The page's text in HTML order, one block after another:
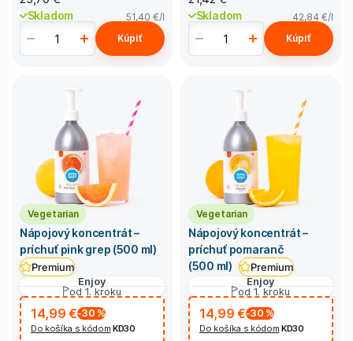
Skladom 51,40 €/l
Kúpiť
Skladom 42,84 €/l
Kúpiť
Vegetarian
Nápojový koncentrát –
príchuť pink grep (500 ml)
Premium
Enjoy
od 1. kroku
14,99 €-30 %
Do košíka s kódom KD30
Vegetarian
Nápojový koncentrát –
príchuť pomaranč
(500 ml)
Premium
Enjoy
od 1. kroku
14,99 €-30 %
Do košíka s kódom KD30